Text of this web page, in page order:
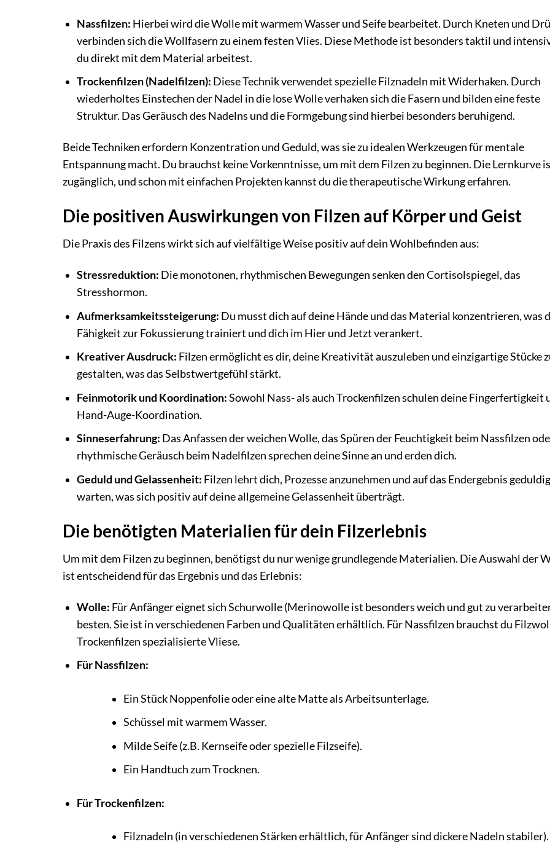
Nassfilzen: Hierbei wird die Wolle mit warmem Wasser und Seife bearbeitet. Durch Kneten und
verbinden sich die Wollfasern zu einem festen Vlies. Diese Methode ist besonders taktil und
du direkt mit dem Material arbeitest.
Trockenfilzen (Nadelfilzen): Diese Technik verwendet spezielle Filznadeln mit Widerhaken. Durch
wiederholtes Einstechen der Nadel in die lose Wolle verhaken sich die Fasern und bilden eine feste
Struktur. Das Geräusch des Nadelns und die Formgebung sind hierbei besonders beruhigend.
Beide Techniken erfordern Konzentration und Geduld, was sie zu idealen Werkzeugen für mentale
Entspannung macht. Du brauchst keine Vorkenntnisse, um mit dem Filzen zu beginnen. Die Lernkurve
zugänglich, und schon mit einfachen Projekten kannst du die therapeutische Wirkung erfahren.
Die positiven Auswirkungen von Filzen auf Körper und Geist
Die Praxis des Filzens wirkt sich auf vielfältige Weise positiv auf dein Wohlbefinden aus:
Stressreduktion: Die monotonen, rhythmischen Bewegungen senken den Cortisolspiegel, das
Stresshormon.
Aufmerksamkeitssteigerung: Du musst dich auf deine Hände und das Material konzentrieren, was
Fähigkeit zur Fokussierung trainiert und dich im Hier und Jetzt verankert.
Kreativer Ausdruck: Filzen ermöglicht es dir, deine Kreativität auszuleben und einzigartige Stücke
gestalten, was das Selbstwertgefühl stärkt.
Feinmotorik und Koordination:Sowohl Nass- als auch Trockenfilzen schulen deine Fingerfertigkeit
Hand-Auge-Koordination.
Sinneserfahrung: Das Anfassen der weichen Wolle, das Spüren der Feuchtigkeit beim Nassfilzen
rhythmische Geräusch beim Nadelfilzen sprechen deine Sinne an und erden dich.
Geduld und Gelassenheit: Filzen lehrt dich, Prozesse anzunehmen und auf das Endergebnis
warten, was sich positiv auf deine allgemeine Gelassenheit überträgt.
Die benötigten Materialien für dein Filzerlebnis
Um mit dem Filzen zu beginnen, benötigst du nur wenige grundlegende Materialien. Die Auswahl der
ist entscheidend für das Ergebnis und das Erlebnis:
Wolle: Für Anfänger eignet sich Schurwolle (Merinowolle ist besonders weich und gut zu
besten. Sie ist in verschiedenen Farben und Qualitäten erhältlich. Für Nassfilzen brauchst du
Trockenfilzen spezialisierte Vliese.
Für Nassfilzen:
Ein Stück Noppenfolie oder eine alte Matte als Arbeitsunterlage.
Schüssel mit warmem Wasser.
Milde Seife (z.B. Kernseife oder spezielle Filzseife).
Ein Handtuch zum Trocknen.
Für Trockenfilzen:
Filznadeln (in verschiedenen Stärken erhältlich, für Anfänger sind dickere Nadeln stabiler).